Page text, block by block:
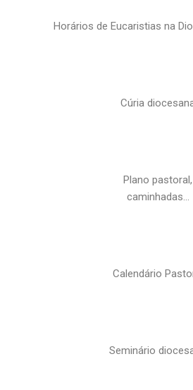
Horários de Eucaristias na
Cúria
Plano pastoral,
caminhadas…
Calendário
Seminário